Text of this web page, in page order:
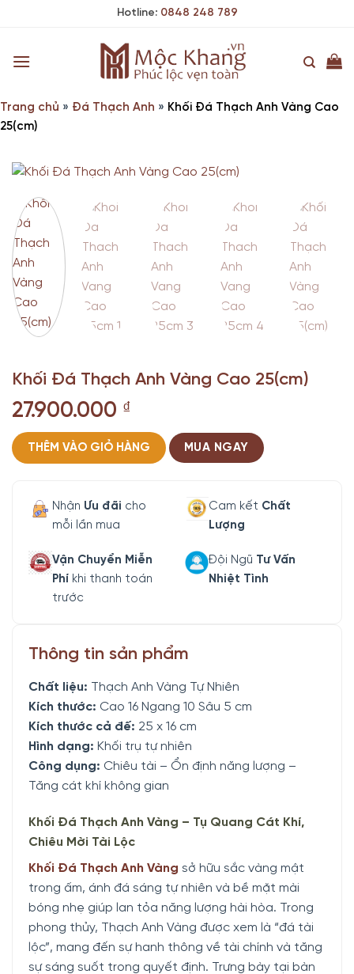
Hotline: 0848 248 789
Trang chủ » Đá Thạch Anh » Khối Đá Thạch Anh Vàng Cao
25(cm)
Khối Đá Thạch Anh Vàng Cao 25(cm)
27.900.000 ₫
THÊM VÀO GIỎ HÀNG MUA NGAY
Nhận Ưu đãi cho
mỗi lần mua
Cam kết Chất
Lượng
Vận Chuyển Miễn
Phí khi thanh toán
trước
Đội Ngũ Tư Vấn
Nhiệt Tình
Thông tin sản phẩm
Chất liệu: Thạch Anh Vàng Tự Nhiên
Kích thước: Cao 16 Ngang 10 Sâu 5 cm
Kích thước cả đế: 25 x 16 cm
Hình dạng: Khối trụ tự nhiên
Công dụng: Chiêu tài – Ổn định năng lượng –
Tăng cát khí không gian
Khối Đá Thạch Anh Vàng – Tụ Quang Cát Khí,
Chiêu Mời Tài Lộc
Khối Đá Thạch Anh Vàng sở hữu sắc vàng mật
trong ấm, ánh đá sáng tự nhiên và bề mặt mài
bóng nhẹ giúp lan tỏa năng lượng hài hòa. Trong
phong thủy, Thạch Anh Vàng được xem là “đá tài
lộc”, mang đến sự hanh thông về tài chính và tăng
sự sáng suốt trong quyết định. Trưng bày tại bàn